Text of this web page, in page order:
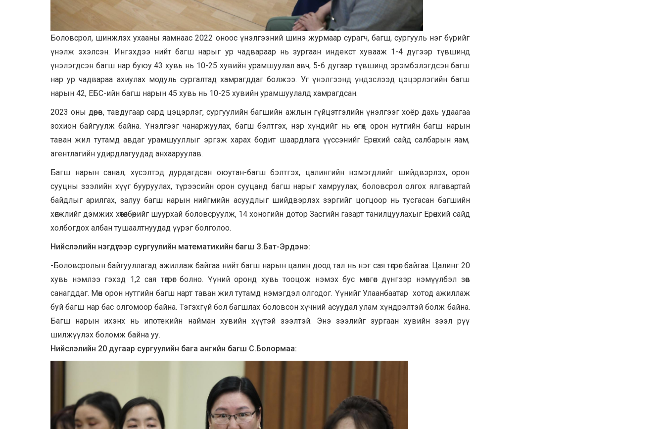
Боловсрол, шинжлэх ухааны яамнаас 2022 оноос үнэлгээний шинэ журмаар сурагч, багш, сургууль нэг бүрийг
үнэлж эхэлсэн. Ингэхдээ нийт багш нарыг ур чадвараар нь зургаан индекст хувааж 1-4 дүгээр түвшинд
үнэлэгдсэн багш нар буюу 43 хувь нь 10-25 хувийн урамшуулал авч, 5-6 дугаар түвшинд эрэмбэлэгдсэн багш
нар ур чадвараа ахиулах модуль сургалтад хамрагддаг болжээ. Уг үнэлгээнд үндэслээд цэцэрлэгийн багш
нарын 42, ЕБС-ийн багш нарын 45 хувь нь 10-25 хувийн урамшуулалд хамрагдсан.
2023 оны дөрөв, тавдугаар сард цэцэрлэг, сургуулийн багшийн ажлын гүйцэтгэлийн үнэлгээг хоёр дахь удаагаа
зохион байгуулж байна. Үнэлгээг чанаржуулах, багш бэлтгэх, нэр хүндийг нь өсгөх, орон нутгийн багш нарын
таван жил тутамд авдаг урамшууллыг эргэж харах бодит шаардлага үүссэнийг Ерөнхий сайд салбарын яам,
агентлагийн удирдлагуудад анхааруулав.
Багш нарын санал, хүсэлтэд дурдагдсан оюутан-багш бэлтгэх, цалингийн нэмэгдлийг шийдвэрлэх, орон
сууцны зээлийн хүүг бууруулах, түрээсийн орон сууцанд багш нарыг хамруулах, боловсрол олгох ялгавартай
байдлыг арилгах, залуу багш нарын нийгмийн асуудлыг шийдвэрлэх зэргийг цогцоор нь тусгасан багшийн
хөгжлийг дэмжих хөтөлбөрийг шуурхай боловсруулж, 14 хоногийн дотор Засгийн газарт танилцуулахыг Ерөнхий сайд
холбогдох албан тушаалтнуудад үүрэг болголоо.
Нийслэлийн нэгдүгээр сургуулийн математикийн багш З.Бат-Эрдэнэ:
-Боловсролын байгууллагад ажиллаж байгаа нийт багш нарын цалин доод тал нь нэг сая төгрөг байгаа. Цалинг 20
хувь нэмлээ гэхэд 1,2 сая төгрөг болно. Үүний оронд хувь тооцож нэмэх бус мөнгөн дүнгээр нэмүүлбэл зөв
санагддаг. Мөн орон нутгийн багш нарт таван жил тутамд нэмэгдэл олгодог. Үүнийг Улаанбаатар хотод ажиллаж
буй багш нар бас олгомоор байна. Тэгэхгүй бол багшлах боловсон хүчний асуудал улам хүндрэлтэй болж байна.
Багш нарын ихэнх нь ипотекийн найман хувийн хүүтэй зээлтэй. Энэ зээлийг зургаан хувийн зээл рүү
шилжүүлэх боломж байна уу.
Нийслэлийн 20 дугаар сургуулийн бага ангийн багш С.Болормаа: